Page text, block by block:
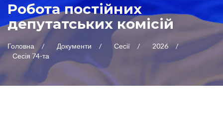
Робота постійних
депутатських комісій
Головна Документи Сесії
2026
Сесія 74-та